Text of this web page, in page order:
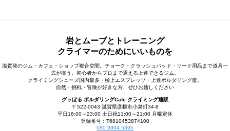
岩とムーブとトレーニング
クライマーのためにいいものを
滋賀発のジム・カフェ・ショップ複合空間。チョーク・クラッシュパッド・リード用品まで道具一
式が揃う。初心者からプロまで通える上達できるジム。
クライミングシューズ国内最多・極上エスプレッソ・上達ボルダリング壁。
自然・挑戦・冒険が好きな方、ぜひお越しください
グッぼる ボルダリングCafe クライミング通販
〒522-0043 滋賀県彦根市小泉町34-8
平日16:00～23:00 土日祝11:00～21:00 月曜定休
登録番号：T6810453874100
080 9994 5395